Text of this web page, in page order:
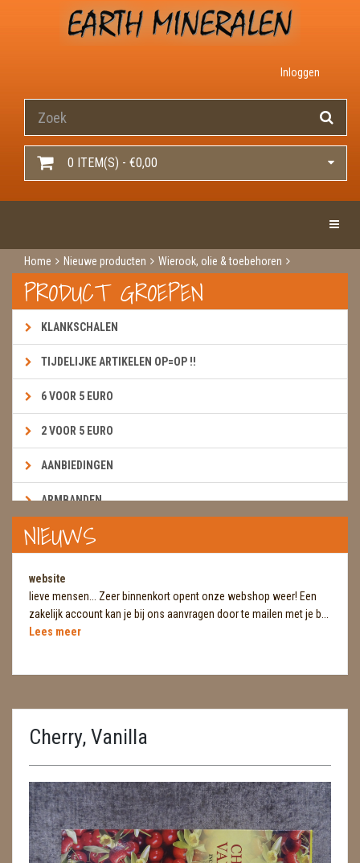
Inloggen
0 ITEM(S) - €0,00
Home Nieuwe producten
Wierook, olie & toebehoren
Wierook
Wierook hem / darshan
PRODUCT GROEPEN
KLANKSCHALEN
TIJDELIJKE ARTIKELEN OP=OP !!
6 VOOR 5 EURO
2 VOOR 5 EURO
AANBIEDINGEN
ARMBANDEN
BOEKEN & KAARTEN E.A.R.T.H.
BROEKZAKSTENEN
CADEAUBONNEN
DIERTJES
DIVERSE
ENGELEN
GEODE 'S / STANDAARDS
GESLEPEN STENEN
NIEUWS
website
lieve mensen... Zeer binnenkort opent onze webshop weer! Een
zakelijk account kan je bij ons aanvragen door te mailen met je b...
Lees meer
Cherry, Vanilla